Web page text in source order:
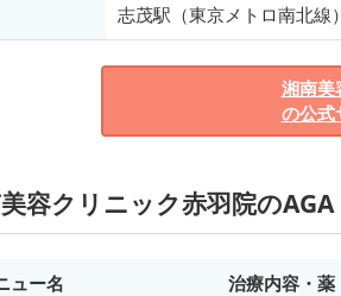
志茂駅（東京メトロ南北線
湘南美
の公式
容クリニック赤羽院の
ュー名 治療内容・薬